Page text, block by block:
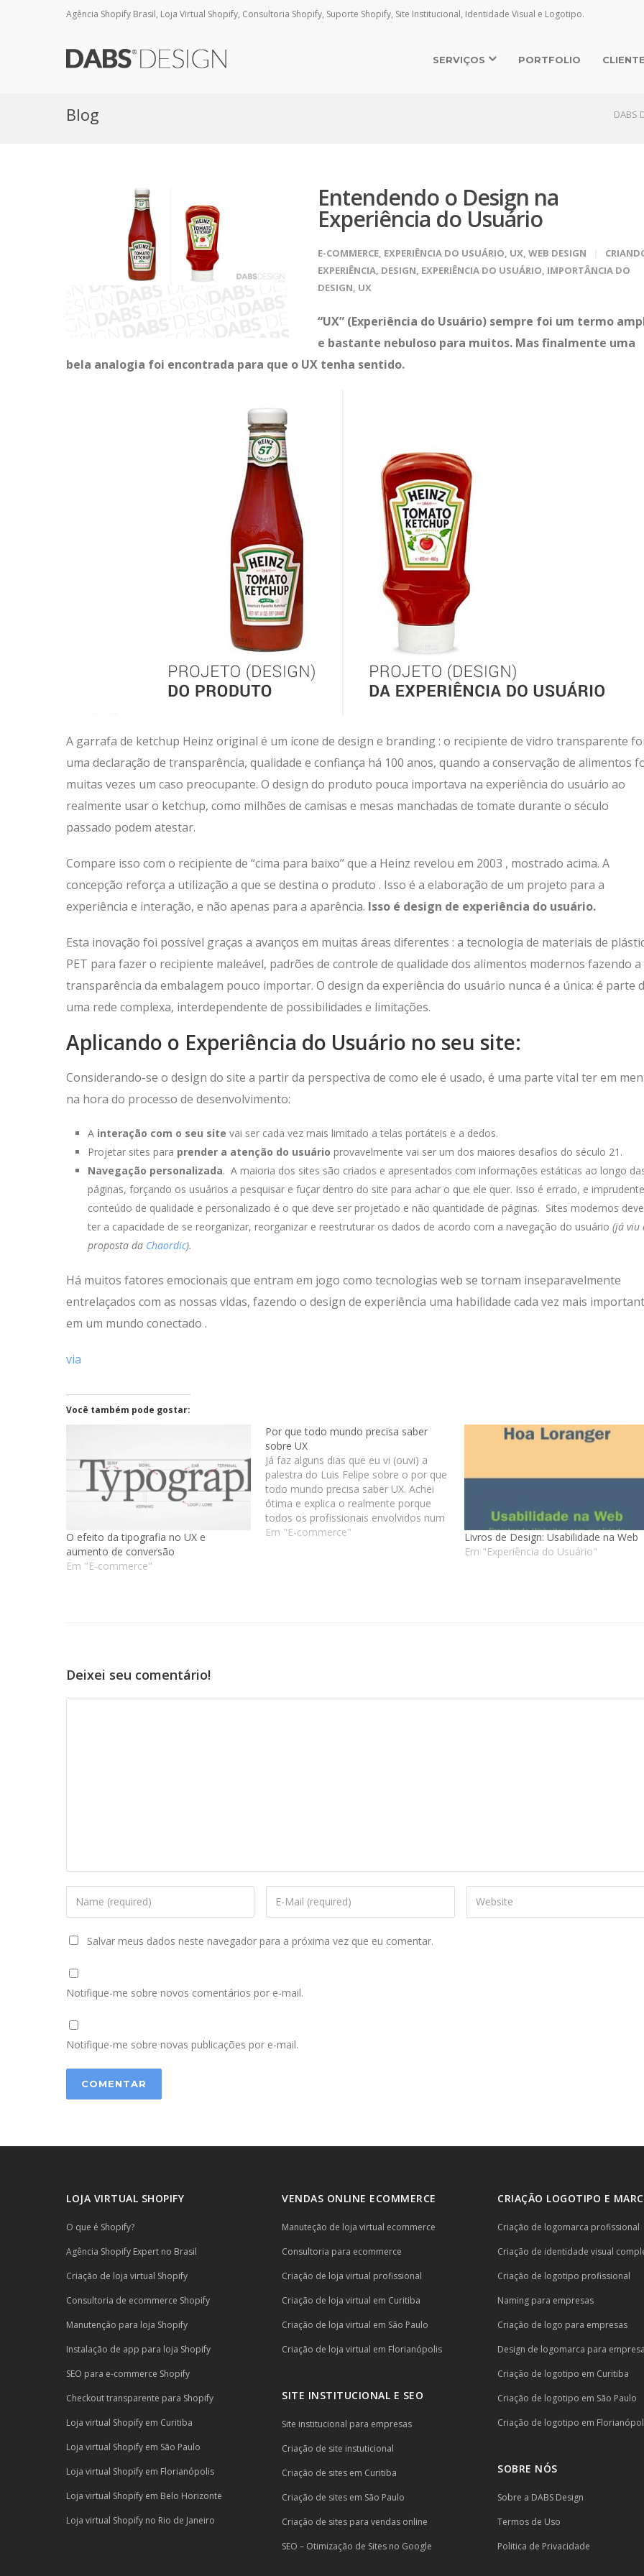
Agência Shopify Brasil, Loja Virtual Shopify, Consultoria Shopify, Suporte Shopify, Site Institucional, Identidade Visual e Logotipo.
SERVIÇOS PORTFOLIO
Blog DABS
Entendendo o Design na
Experiência do Usuário
E-COMMERCE, EXPERIÊNCIA DO USUÁRIO, UX, WEB DESIGN
EXPERIÊNCIA, DESIGN, EXPERIÊNCIA DO USUÁRIO, IMPORTÂNCIA DO
DESIGN, UX
“UX” (Experiência do Usuário) sempre foi um termo
e bastante nebuloso para muitos. Mas finalmente uma
bela analogia foi encontrada para que o UX tenha sentido.
A garrafa de ketchup Heinz original é um ícone de design e branding : o recipiente de vidro transparente
uma declaração de transparência, qualidade e confiança há 100 anos, quando a conservação de alimentos
muitas vezes um caso preocupante. O design do produto pouca importava na experiência do usuário ao
realmente usar o ketchup, como milhões de camisas e mesas manchadas de tomate durante o século
passado podem atestar.
Compare isso com o recipiente de “cima para baixo” que a Heinz revelou em 2003 , mostrado acima. A
concepção reforça a utilização a que se destina o produto . Isso é a elaboração de um projeto para a
experiência e interação, e não apenas para a aparência. Isso é design de experiência do usuário.
Esta inovação foi possível graças a avanços em muitas áreas diferentes : a tecnologia de materiais de
PET para fazer o recipiente maleável, padrões de controle de qualidade dos alimentos modernos fazendo a
transparência da embalagem pouco importar. O design da experiência do usuário nunca é a única: é parte
uma rede complexa, interdependente de possibilidades e limitações.
Aplicando o Experiência do Usuário no seu site:
Considerando-se o design do site a partir da perspectiva de como ele é usado, é uma parte vital ter em
na hora do processo de desenvolvimento:
A interação com o seu site vai ser cada vez mais limitado a telas portáteis e a dedos.
Projetar sites para prender a atenção do usuário provavelmente vai ser um dos maiores desafios do século 21.
Navegação personalizada. A maioria dos sites são criados e apresentados com informações estáticas ao longo
páginas, forçando os usuários a pesquisar e fuçar dentro do site para achar o que ele quer. Isso é errado, e
conteúdo de qualidade e personalizado é o que deve ser projetado e não quantidade de páginas. Sites modernos
ter a capacidade de se reorganizar, reorganizar e reestruturar os dados de acordo com a navegação do usuário (já viu
proposta da Chaordic).
Há muitos fatores emocionais que entram em jogo como tecnologias web se tornam inseparavelmente
entrelaçados com as nossas vidas, fazendo o design de experiência uma habilidade cada vez mais
em um mundo conectado .
via
Você também pode gostar:
O efeito da tipografia no UX e
aumento de conversão
Em "E-commerce"
Por que todo mundo precisa saber
sobre UX
Já faz alguns dias que eu vi (ouvi) a
palestra do Luis Felipe sobre o por que
todo mundo precisa saber UX. Achei
ótima e explica o realmente porque
todos os profissionais envolvidos num
projeto web devem saber sobre UX.
Em "E-commerce"
Livros de Design: Usabilidade na Web
Em "Experiência do Usuário"
Deixei seu comentário!
Salvar meus dados neste navegador para a próxima vez que eu comentar.
Notifique-me sobre novos comentários por e-mail.
Notifique-me sobre novas publicações por e-mail.
LOJA VIRTUAL SHOPIFY
O que é Shopify?
Agência Shopify Expert no Brasil
Criação de loja virtual Shopify
Consultoria de ecommerce Shopify
Manutenção para loja Shopify
Instalação de app para loja Shopify
SEO para e-commerce Shopify
Checkout transparente para Shopify
Loja virtual Shopify em Curitiba
Loja virtual Shopify em São Paulo
Loja virtual Shopify em Florianópolis
Loja virtual Shopify em Belo Horizonte
Loja virtual Shopify no Rio de Janeiro
VENDAS ONLINE ECOMMERCE
Manuteção de loja virtual ecommerce
Consultoria para ecommerce
Criação de loja virtual profissional
Criação de loja virtual em Curitiba
Criação de loja virtual em São Paulo
Criação de loja virtual em Florianópolis
SITE INSTITUCIONAL E SEO
Site institucional para empresas
Criação de site instuticional
Criação de sites em Curitiba
Criação de sites em São Paulo
Criação de sites para vendas online
SEO – Otimização de Sites no Google
CRIAÇÃO LOGOTIPO E
Criação de logomarca profissional
Criação de identidade visual
Criação de logotipo profissional
Naming para empresas
Criação de logo para empresas
Design de logomarca para
Criação de logotipo em Curitiba
Criação de logotipo em São Paulo
Criação de logotipo em
SOBRE NÓS
Sobre a DABS Design
Termos de Uso
Politica de Privacidade